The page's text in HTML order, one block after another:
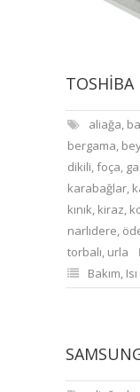
TOSHIBA
aliağa,
bergama,
dikili,foça,
karabağlar,
kınık, kiraz,
narlıdere,
torbalı, urla
Bakım,